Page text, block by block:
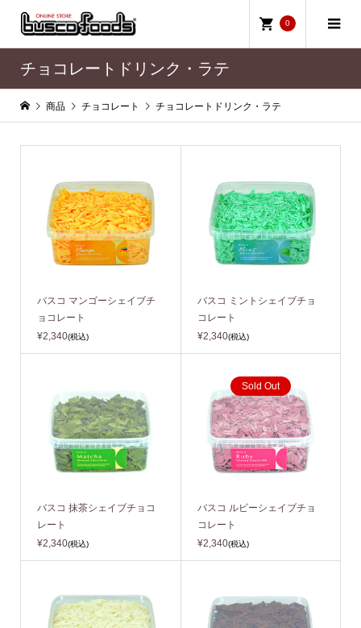
0
チョコレートドリンク・ラテ
商品 チョコレート チョコレートドリンク・ラテ
バスコ マンゴーシェイブチ
ョコレート
¥2,340(税込)
バスコ ミントシェイブチョ
コレート
¥2,340(税込)
バスコ 抹茶シェイブチョコ
レート
¥2,340(税込)
Sold Out
バスコ ルビーシェイブチョ
コレート
¥2,340(税込)